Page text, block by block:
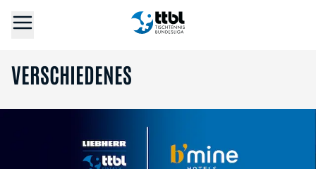
VERSCHIEDENES